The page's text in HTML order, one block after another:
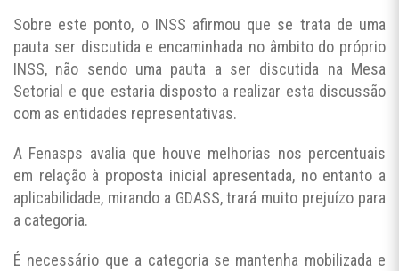
Sobre este ponto, o INSS afirmou que se trata de uma
pauta ser discutida e encaminhada no âmbito do próprio
INSS, não sendo uma pauta a ser discutida na Mesa
Setorial e que estaria disposto a realizar esta discussão
com as entidades representativas.
A Fenasps avalia que houve melhorias nos percentuais
em relação à proposta inicial apresentada, no entanto a
aplicabilidade, mirando a GDASS, trará muito prejuízo para
a categoria.
É necessário que a categoria se mantenha mobilizada e